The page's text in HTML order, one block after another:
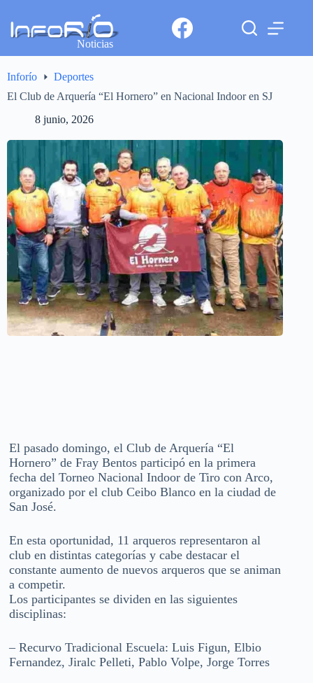
Noticias
Inforío
Deportes
El Club de Arquería “El Hornero” en Nacional Indoor en SJ
8 junio, 2026
El pasado domingo, el Club de Arquería “El
Hornero” de Fray Bentos participó en la primera
fecha del Torneo Nacional Indoor de Tiro con Arco,
organizado por el club Ceibo Blanco en la ciudad de
San José.
En esta oportunidad, 11 arqueros representaron al
club en distintas categorías y cabe destacar el
constante aumento de nuevos arqueros que se animan
a competir.
Los participantes se dividen en las siguientes
disciplinas:
– Recurvo Tradicional Escuela: Luis Figun, Elbio
Fernandez, Jiralc Pelleti, Pablo Volpe, Jorge Torres